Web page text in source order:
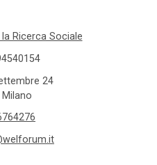
Ricerca Sociale
24
Milano